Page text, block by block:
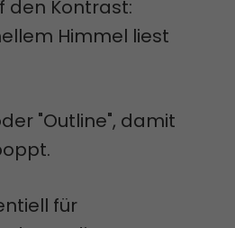
den Kontrast:
Himmel liest
"Outline", damit
für